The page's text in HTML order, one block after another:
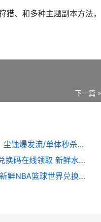
、和多种主题副本方法
下一篇 »
《七塔》毕业阵型指导：尘蚀爆发流/单体秒杀流/AOE轰炸流详细解答 新版塔7攻略
2026新鲜可用水浒Q传兑换码在线领取 新鲜水指的是生活用水还是生产用水
【小编亲测有效】2026新鲜NBA篮球世界兑换码 有效te